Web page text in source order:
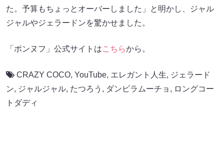
た。予算もちょっとオーバーしました」と明かし、ジャル
ジャルやジェラードンを驚かせました。
「ポンヌフ」公式サイトはこちらから。
CRAZY COCO, YouTube, エレガント人生, ジェラード
ン, ジャルジャル, たつろう , ダンビラムーチョ , ロングコー
トダディ